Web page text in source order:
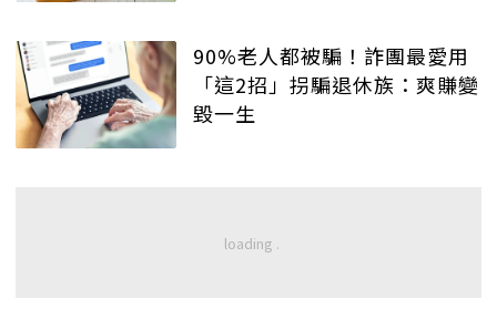
90%老人都被騙！詐團最愛用
「這2招」拐騙退休族：爽賺變
毀一生